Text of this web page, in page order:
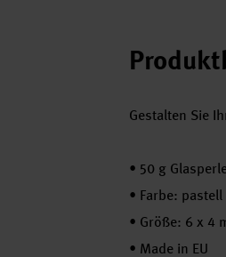
Gestalten Sie
• 50 g
• Farbe: pastell
• Größe: 6 x 4
• Made in EU